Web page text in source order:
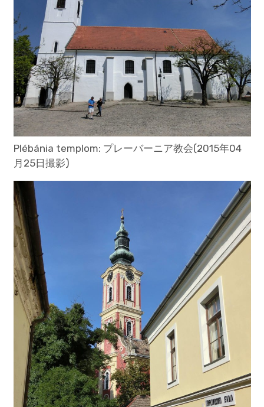
Plébánia templom: プレーバーニア教会(2015年04
月25日撮影)